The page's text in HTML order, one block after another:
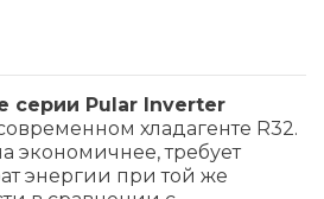
серии Pular Inverter
хладагенте R32.
экономичнее, требует
энергии при той же